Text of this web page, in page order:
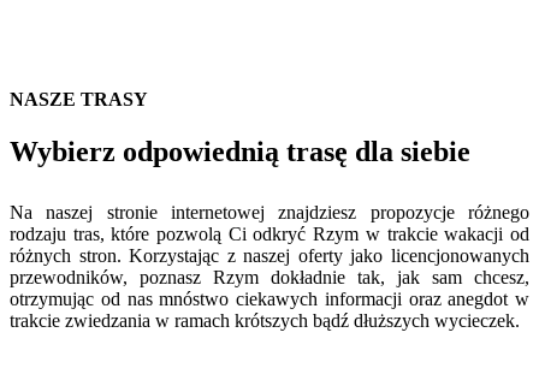
NASZE TRASY
Wybierz odpowiednią trasę dla siebie
Na naszej stronie internetowej znajdziesz propozycje różnego
rodzaju tras, które pozwolą Ci odkryć Rzym w trakcie wakacji od
różnych stron. Korzystając z naszej oferty jako licencjonowanych
przewodników, poznasz Rzym dokładnie tak, jak sam chcesz,
otrzymując od nas mnóstwo ciekawych informacji oraz anegdot w
trakcie zwiedzania w ramach krótszych bądź dłuższych wycieczek.